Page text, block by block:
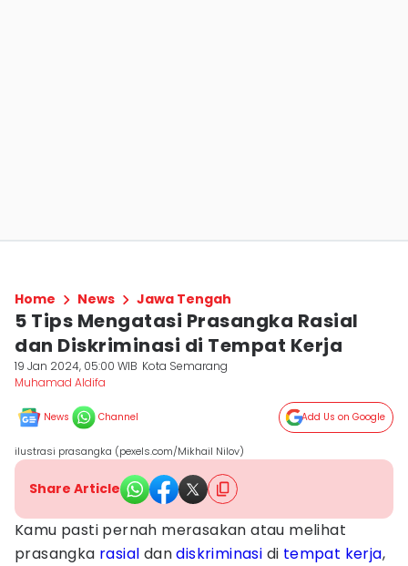
Home News Jawa Tengah
5 Tips Mengatasi Prasangka Rasial
dan Diskriminasi di Tempat Kerja
19 Jan 2024, 05:00 WIB Kota Semarang
Muhamad Aldifa
News Channel Add Us on Google
ilustrasi prasangka (pexels.com/Mikhail Nilov)
Share Article
Kamu pasti pernah merasakan atau melihat
prasangka rasial dandiskriminasi di tempat kerja,